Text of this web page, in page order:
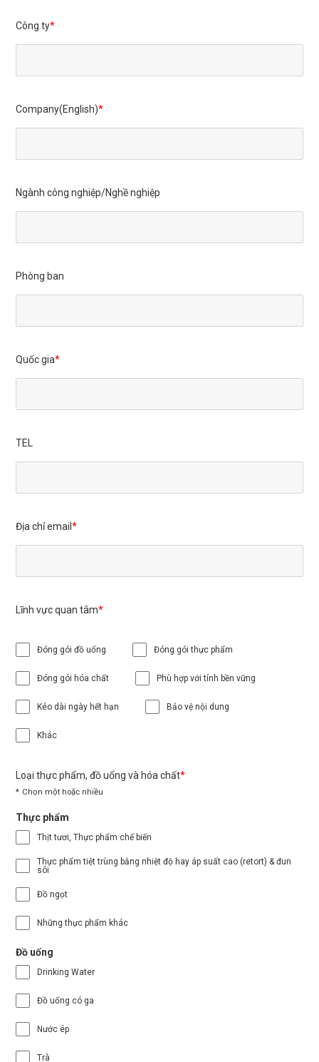
Công ty
Company(English)
Ngành công nghiệp/Nghề nghiệp
Phòng ban
Quốc gia
TEL
Địa chỉ email
Lĩnh vực quan tâm
Đóng gói đồ uống Đóng gói thực phẩm
Đóng gói hóa chất Phù hợp với tính bền vững
Kéo dài ngày hết hạn Bảo vệ nội dung
Khác
Loại thực phẩm, đồ uống và hóa chất
Chọn một hoặc nhiều
Thực phẩm
Thịt tươi, Thực phẩm chế biến
Thực phẩm tiệt trùng bằng nhiệt độ hay áp suất cao (retort) & đun
sôi
Đồ ngọt
Những thực phẩm khác
Đồ uống
Drinking Water
Đồ uống có ga
Nước ép
Trà